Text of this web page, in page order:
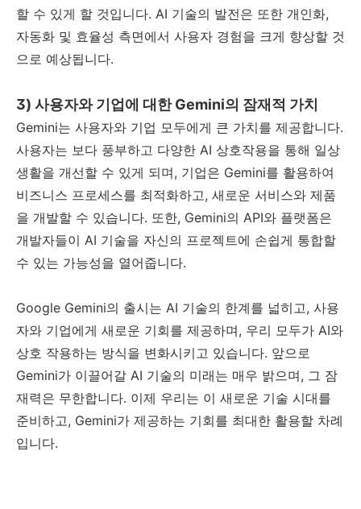
할 수 있게 할 것입니다. AI 기술의 발전은 또한 개인화,
자동화 및 효율성 측면에서 사용자 경험을 크게 향상할 것
으로 예상됩니다.
3) 사용자와 기업에 대한 Gemini의 잠재적 가치
Gemini는 사용자와 기업 모두에게 큰 가치를 제공합니다.
사용자는 보다 풍부하고 다양한 AI 상호작용을 통해 일상
생활을 개선할 수 있게 되며, 기업은 Gemini를 활용하여
비즈니스 프로세스를 최적화하고, 새로운 서비스와 제품
을 개발할 수 있습니다. 또한, Gemini의 API와 플랫폼은
개발자들이 AI 기술을 자신의 프로젝트에 손쉽게 통합할
수 있는 가능성을 열어줍니다.
Google Gemini의 출시는 AI 기술의 한계를 넓히고, 사용
자와 기업에게 새로운 기회를 제공하며, 우리 모두가 AI와
상호 작용하는 방식을 변화시키고 있습니다. 앞으로
Gemini가 이끌어갈 AI 기술의 미래는 매우 밝으며, 그 잠
재력은 무한합니다. 이제 우리는 이 새로운 기술 시대를
준비하고, Gemini가 제공하는 기회를 최대한 활용할 차례
입니다.